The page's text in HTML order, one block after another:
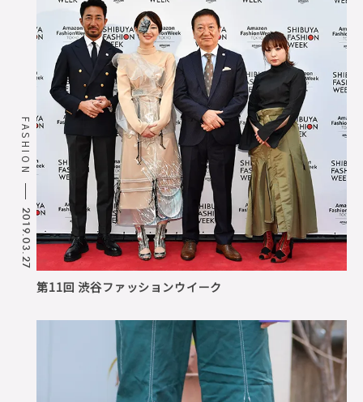
FASHION
2019.03.27
第11回 渋谷ファッションウイーク